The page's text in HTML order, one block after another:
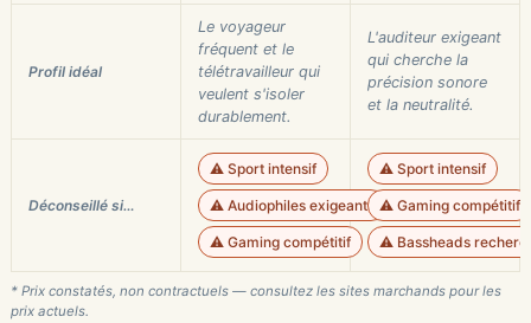
Profil idéal
Le voyageur
fréquent et le
télétravailleur qui
veulent s'isoler
durablement.
L'auditeur exigeant
qui cherche la
précision sonore
et la neutralité.
Déconseillé si…
⚠️ Sport intensif
⚠️ Audiophiles exigeants
⚠️ Gaming compétitif
⚠️ Sport intensif
⚠️ Gaming compétitif
⚠️ Bassheads
* Prix constatés, non contractuels — consultez les sites marchands pour les
prix actuels.